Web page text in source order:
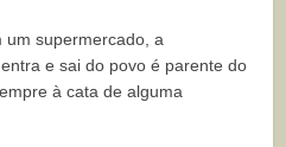
um supermercado, a
e sai do povo é parente do
à cata de alguma